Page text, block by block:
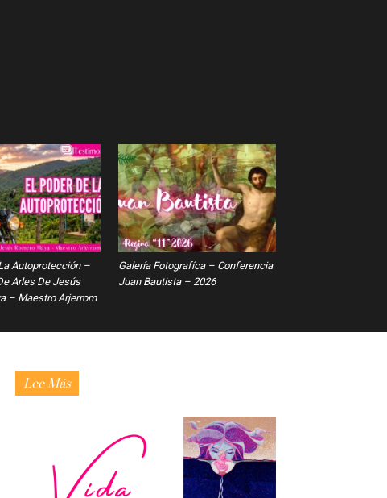
Autoprotección –
Arles De Jesús
– Maestro Arjerrom
Galería Fotografíca – Conferencia
Juan Bautista – 2026
Lee Más